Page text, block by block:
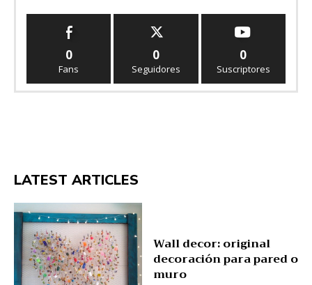
0
Fans
0
Seguidores
0
Suscriptores
LATEST ARTICLES
Wall decor: original
decoración para pared o
muro